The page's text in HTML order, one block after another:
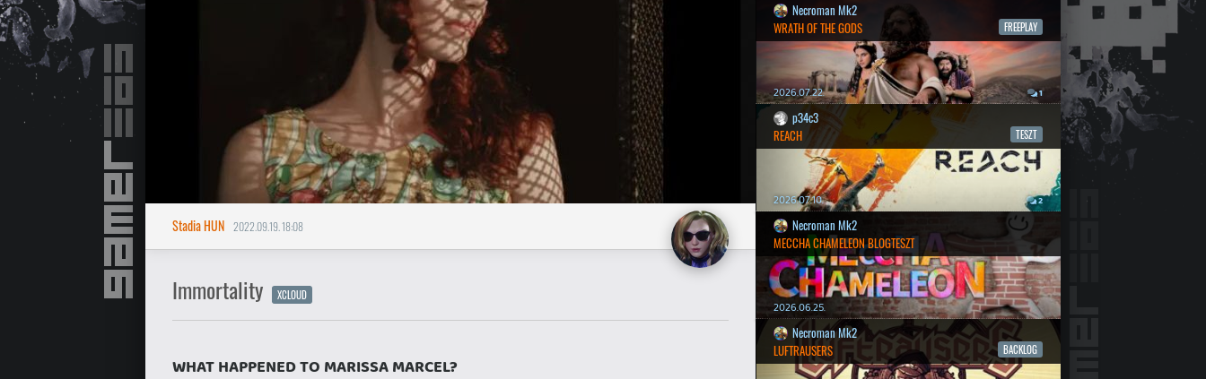
Stadia HUN 2022.09.19. 18:08
Immortality XCLOUD
WHAT HAPPENED TO MARISSA MARCEL?
Necroman Mk2
WRATH OF THE GODS
FREEPLAY
2026.07.22. 1
p34c3
REACH
TESZT
2026.07.10. 2
Necroman Mk2
MECCHA CHAMELEON BLOGTESZT
2026.06.25.
Necroman Mk2
LUFTRAUSERS
BACKLOG